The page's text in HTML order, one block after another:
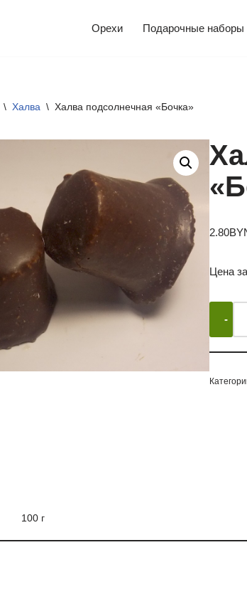
Орехи Подарочные наборы
\ Халва \ Халва подсолнечная «Бочка»
2.80
Цена
100 г